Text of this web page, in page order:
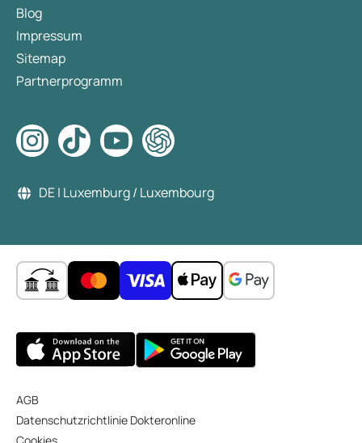
Blog
Impressum
Sitemap
Partnerprogramm
DE | Luxemburg / Luxembourg
AGB
Datenschutzrichtlinie Dokteronline